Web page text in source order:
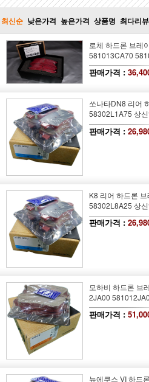
최신순 낮은가격 높은가격 상품명 최다리뷰
로체 하드론 브레
581013CA70
판매가격 :
쏘나타DN8 리어
58302L1A75 상
판매가격 :
K8 리어 하드론
58302L8A25 상
판매가격 :
모하비 하드론 브
2JA00
판매가격 :
뉴에쿠스 VI 하드